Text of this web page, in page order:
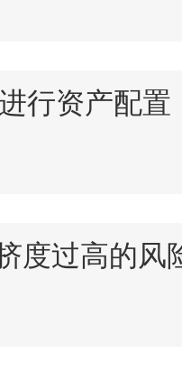
行资产配置
度过高的风